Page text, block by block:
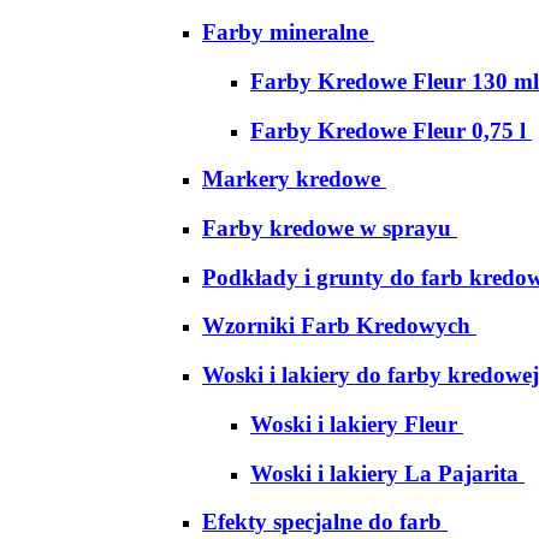
Farby mineralne
Farby Kredowe Fleur 130 ml
Farby Kredowe Fleur 0,75 l
Markery kredowe
Farby kredowe w sprayu
Podkłady i grunty do farb
Wzorniki Farb Kredowych
Woski i lakiery do farby kredowej
Woski i lakiery Fleur
Woski i lakiery La Pajarita
Efekty specjalne do farb